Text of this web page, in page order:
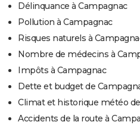
Délinquance à Campagnac
Pollution à Campagnac
Risques naturels à
Nombre de médecins à
Impôts à Campagnac
Dette et budget de
Climat et historique météo
Accidents de la route à